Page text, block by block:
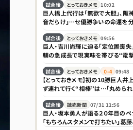
試合後 とっておきメモ 10:02
巨人橋上代行は「無欲で大胆」、阪
音だらけ」…セ優勝争いの命運を
試合後 とっておきメモ 09:56
巨人・吉川尚輝に迫る「定位置喪
輔の急成長で現実味を帯びる“電
試合後 とっておきメモ 0-4 09:48
【とっておきメモ】初の10勝巨人
ず連れて行く“相棒”は…「丸めら
試合後 読売新聞 07/31 11:56
巨人・坂本勇人が語る２０年目の
「もちろんスタメンで打ちたい」葛